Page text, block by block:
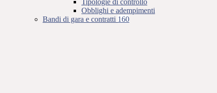
Tipologie di controllo
Obblighi e adempimenti
Bandi di gara e contratti 160